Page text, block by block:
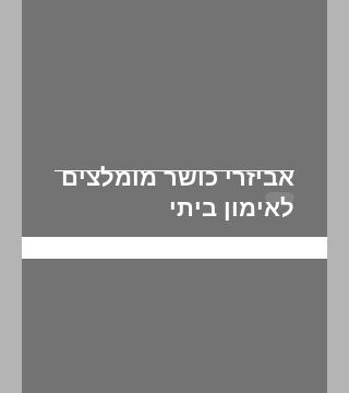
אביזרי כושר מומלצים
לאימון ביתי